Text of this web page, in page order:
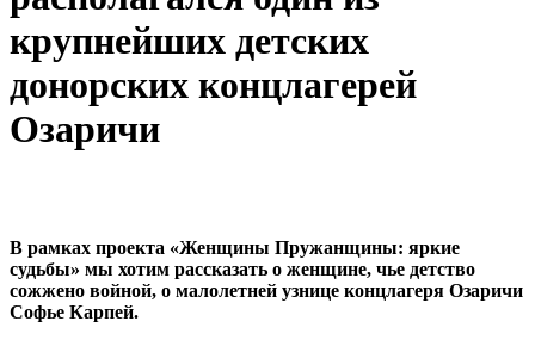
крупнейших детских
донорских концлагерей
Озаричи
В рамках проекта «Женщины Пружанщины: яркие
судьбы» мы хотим рассказать о женщине, чье детство
сожжено войной, о малолетней узнице концлагеря Озаричи
Софье Карпей.